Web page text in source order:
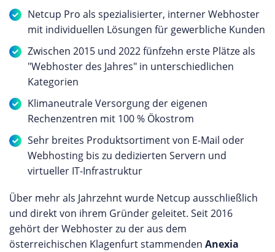
Netcup Pro als spezialisierter, interner Webhoster
mit individuellen Lösungen für gewerbliche Kunden
Zwischen 2015 und 2022 fünfzehn erste Plätze als
"Webhoster des Jahres" in unterschiedlichen
Kategorien
Klimaneutrale Versorgung der eigenen
Rechenzentren mit 100 % Ökostrom
Sehr breites Produktsortiment von E-Mail oder
Webhosting bis zu dedizierten Servern und
virtueller IT-Infrastruktur
Über mehr als Jahrzehnt wurde Netcup ausschließlich
und direkt von ihrem Gründer geleitet. Seit 2016
gehört der Webhoster zu der aus dem
österreichischen Klagenfurt stammenden Anexia